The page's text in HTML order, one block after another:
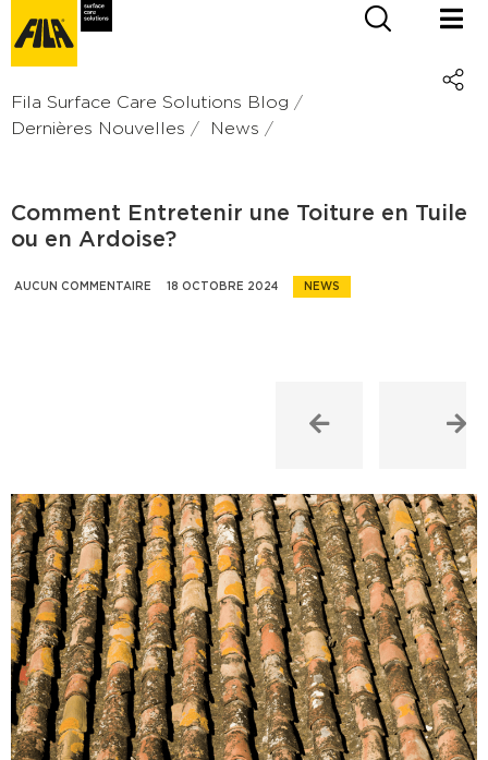
Fila Surface Care Solutions Blog
Dernières Nouvelles
News
Comment Entretenir une Toiture en Tuile
ou en Ardoise?
AUCUN COMMENTAIRE 18 OCTOBRE 2024 NEWS